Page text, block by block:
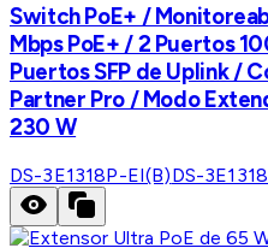
Switch PoE+ /
Mbps PoE+ / 2 Puertos
Puertos SFP de Uplink /
Partner Pro / Modo
230 W
DS-3E1318P-EI(B)DS-